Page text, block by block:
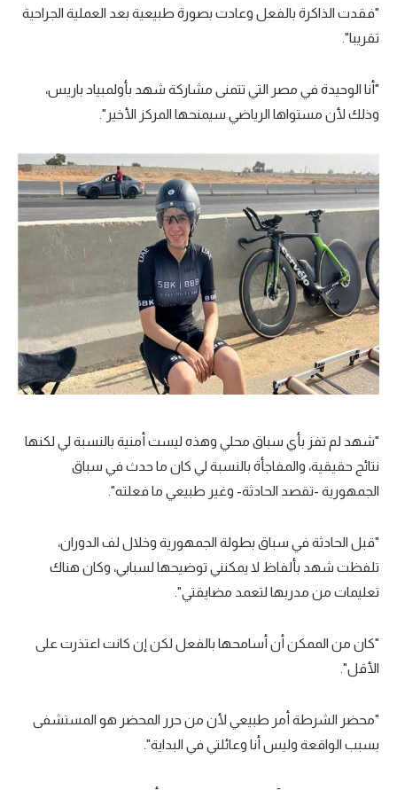
"فقدت الذاكرة بالفعل وعادت بصورة طبيعية بعد العملية الجراحية
تقريبا".
"أنا الوحيدة في مصر التي تتمنى مشاركة شهد بأولمبياد باريس،
وذلك لأن مستواها الرياضي سيمنحها المركز الأخير".
"شهد لم تفز بأي سباق محلي وهذه ليست أمنية بالنسبة لي لكنها
نتائج حقيقية، والمفاجأة بالنسبة لي كان ما حدث في سباق
الجمهورية -تقصد الحادثة- وغير طبيعي ما فعلته".
"قبل الحادثة في سباق بطولة الجمهورية وخلال لف الدوران،
تلفظت شهد بألفاظ لا يمكنني توضيحها لسبابي، وكان هناك
تعليمات من مدربها لتعمد مضايقتي".
"كان من الممكن أن أسامحها بالفعل لكن إن كانت اعتذرت على
الأقل".
"محضر الشرطة أمر طبيعي لأن من حرر المحضر هو المستشفى
بسبب الواقعة وليس أنا وعائلتي في البداية".